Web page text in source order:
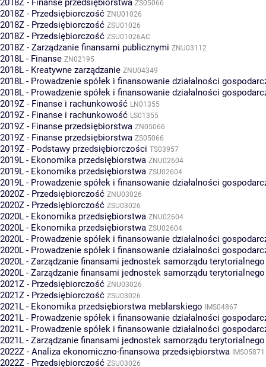
ZS05066
2018Z - Przedsiębiorczość ZNU01026
2018Z - Przedsiębiorczość ZSU01026
2018Z - Przedsiębiorczość ZSU01026AC
2018Z - Zarządzanie finansami publicznymi ZNU03112
2018L - Finanse ZN02195
2018L - Kreatywne zarządzanie ZNU04349
2018L - Prowadzenie spółek i finansowanie działalności
2018L - Prowadzenie spółek i finansowanie działalności
2019Z - Finanse i rachunkowość LN01355
2019Z - Finanse i rachunkowość LS01355
2019Z - Finanse przedsiębiorstwa ZN05066
2019Z - Finanse przedsiębiorstwa ZS05066
2019Z - Podstawy przedsiębiorczości TS03957
2019L - Ekonomika przedsiębiorstwa ZNU02604
2019L - Ekonomika przedsiębiorstwa ZSU02604
2019L - Prowadzenie spółek i finansowanie działalności
2020Z - Przedsiębiorczość ZNU03026
2020Z - Przedsiębiorczość ZSU03026
2020L - Ekonomika przedsiębiorstwa ZNU02604
2020L - Ekonomika przedsiębiorstwa ZSU02604
2020L - Prowadzenie spółek i finansowanie działalności
2020L - Prowadzenie spółek i finansowanie działalności
2020L - Zarządzanie finansami jednostek samorządu terytorialnego
2020L - Zarządzanie finansami jednostek samorządu terytorialnego
2021Z - Przedsiębiorczość ZNU03026
2021Z - Przedsiębiorczość ZSU03026
2021L - Ekonomika przedsiębiorstwa meblarskiego IMS04867
2021L - Prowadzenie spółek i finansowanie działalności
2021L - Prowadzenie spółek i finansowanie działalności
2021L - Zarządzanie finansami jednostek samorządu terytorialnego
2022Z - Analiza ekonomiczno-finansowa przedsiębiorstwa IMS05871
2022Z - Przedsiębiorczość ZSU03026